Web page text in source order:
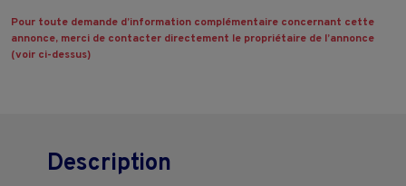
Pour toute demande d’information complémentaire concernant cette
annonce, merci de contacter directement le propriétaire de l’annonce
(voir ci-dessus)
Description